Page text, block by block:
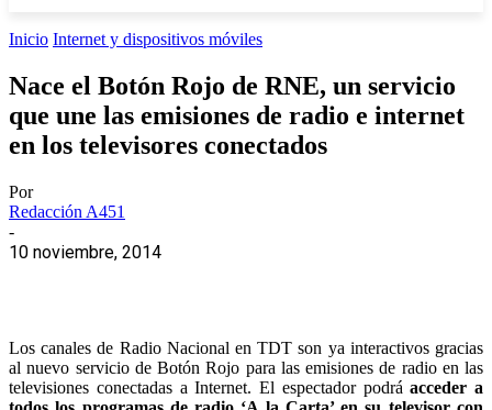
Inicio Internet y dispositivos móviles
Nace el Botón Rojo de RNE, un servicio
que une las emisiones de radio e internet
en los televisores conectados
Por
Redacción A451
-
10 noviembre, 2014
Los canales de Radio Nacional en TDT son ya interactivos gracias
al nuevo servicio de Botón Rojo para las emisiones de radio en las
televisiones conectadas a Internet. El espectador podráacceder a